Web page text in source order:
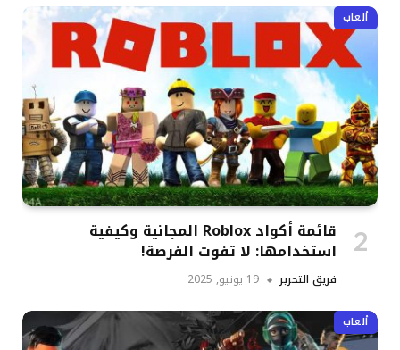
ألعاب
قائمة أكواد Roblox المجانية وكيفية
استخدامها: لا تفوت الفرصة!
فريق التحرير 19 يونيو, 2025
ألعاب